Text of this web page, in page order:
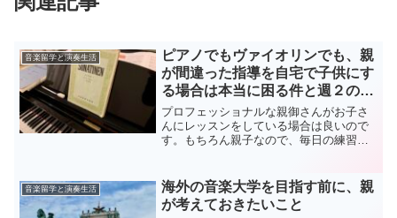
音楽留学と演奏生活
ピアノでもヴァイオリンでも、親
が間違った指導を自宅で子供にす
る場合は本当に困る件と週２のレ
ッスンがコスパの良いワケ
プロフェッショナルな親御さんがお子さ
んにレッスンをしている場合は良いので
す。もちろん親子なので、毎日の練習そ
際にきちんと音大を出て、演奏出来る親
御さんがお子さんと毎日一緒に...
音楽留学と演奏生活
海外の音楽大学を目指す前に、親
が考えておきたいこと